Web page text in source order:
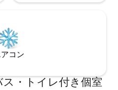
コン
・トイレ付き個室